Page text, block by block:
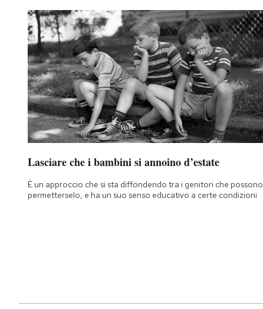
Lasciare che i bambini si annoino d’estate
È un approccio che si sta diffondendo tra i genitori che possono
permetterselo, e ha un suo senso educativo a certe condizioni